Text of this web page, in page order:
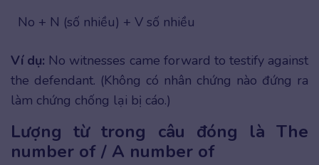
No + N (số nhiều) + V số nhiều
Ví dụ: No witnesses came forward to testify against
the defendant. (Không có nhân chứng nào đứng ra
làm chứng chống lại bị cáo.)
Lượng từ trong câu đóng là The
number of / A number of